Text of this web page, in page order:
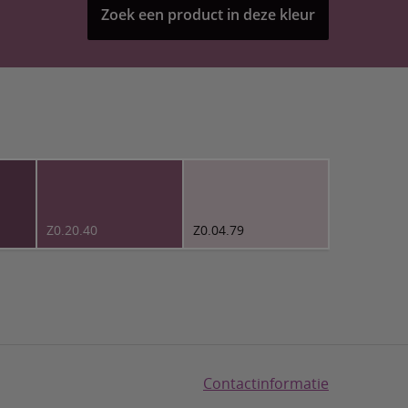
Zoek een product in deze kleur
Z0.20.40 Z0.04.79
Contactinformatie